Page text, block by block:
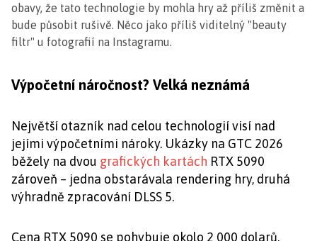
obavy, že tato technologie by mohla hry až příliš změnit a
bude působit rušivě. Něco jako příliš viditelný "beauty
filtr" u fotografií na Instagramu.
Výpočetní náročnost? Velká neznámá
Největší otazník nad celou technologií visí nad
jejími výpočetními nároky. Ukázky na GTC 2026
běžely na dvou grafických kartách RTX 5090
zároveň – jedna obstarávala rendering hry, druhá
výhradně zpracování DLSS 5.
Cena RTX 5090 se pohybuje okolo 2 000 dolarů,